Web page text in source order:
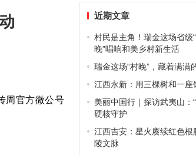
周官方微公号
近期文章
村民是主角！瑞金这场省级
晚”唱响和美乡村新生活
瑞金这场“村晚”，藏着满满
江西永新：用三棵树和一座
美丽中国行｜探访武夷山：
硬核守护
江西吉安：星火赓续红色根
陵文脉